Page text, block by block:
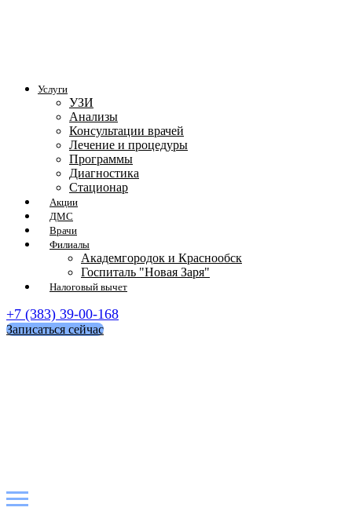
Услуги
УЗИ
Анализы
Консультации врачей
Лечение и процедуры
Программы
Диагностика
Стационар
Акции
ДМС
Врачи
Филиалы
Академгородок и Краснообск
Госпиталь "Новая Заря"
Налоговый вычет
+7 (383) 39-00-168
Записаться сейчас